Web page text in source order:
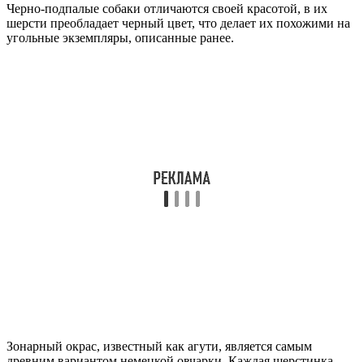
Черно-подпалые собаки отличаются своей красотой, в их
шерсти преобладает черный цвет, что делает их похожими на
угольные экземпляры, описанные ранее.
Зонарный окрас, известный как агути, является самым